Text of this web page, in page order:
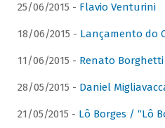
25/06/2015 - Flavio Venturini
18/06/2015 - Lançamento do
11/06/2015 - Renato
28/05/2015 - Daniel
21/05/2015 - Lô Borges / “Lô